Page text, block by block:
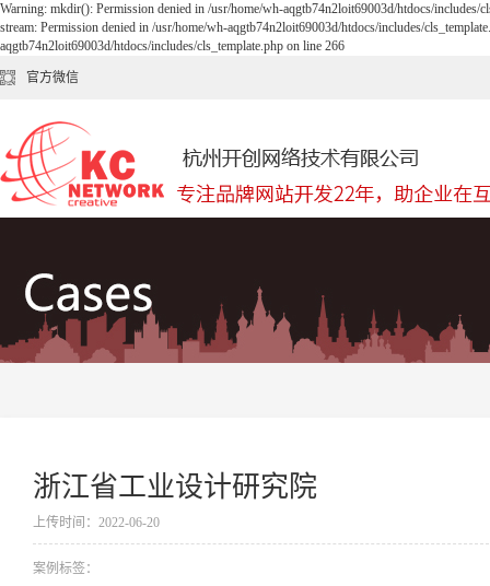
Warning: mkdir(): Permission denied in /usr/home/wh-aqgtb74n2loit69003d/htdocs/
stream: Permission denied in /usr/home/wh-aqgtb74n2loit69003d/htdocs/includes/
aqgtb74n2loit69003d/htdocs/includes/cls_template.php on line 266
官方微信
浙江省工业设计研究院
上传时间：2022-06-20
案例标签：